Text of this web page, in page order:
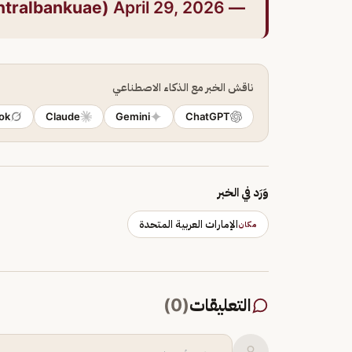
— Central Bank of the UAE (@centralbankuae)
April 29, 2026
ناقش الخبر مع الذكاء الاصطناعي
ChatGPT
Gemini
Claude
وَرَد في الخبر
مكانالإمارات العربية المتحدة
التعليقات(
0
)